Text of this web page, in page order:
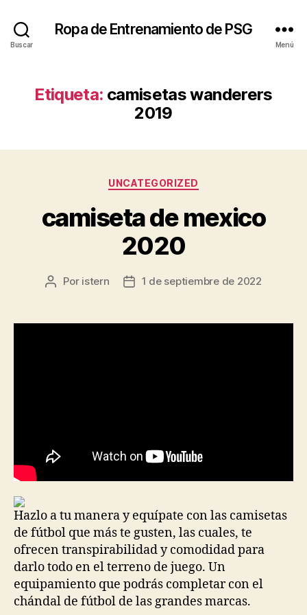
Buscar
Ropa de Entrenamiento de PSG
Menú
Etiqueta: camisetas wanderers
2019
Categorías
UNCATEGORIZED
camiseta de mexico
2020
Autor
entrada
Por istern
Fecha
entrada
1 de septiembre de 2022
Hazlo a tu manera y equípate con las camisetas
de fútbol que más te gusten, las cuales, te
ofrecen transpirabilidad y comodidad para
darlo todo en el terreno de juego. Un
equipamiento que podrás completar con el
chándal de fútbol de las grandes marcas.